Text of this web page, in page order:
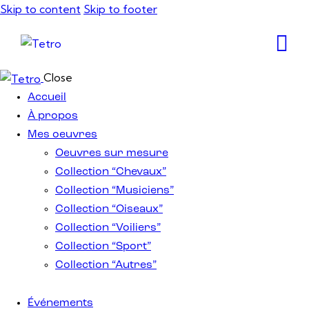
Skip to content Skip to footer
Close
Accueil
À propos
Mes oeuvres
Oeuvres sur mesure
Collection “Chevaux”
Collection “Musiciens”
Collection “Oiseaux”
Collection “Voiliers”
Collection “Sport”
Collection “Autres”
Événements